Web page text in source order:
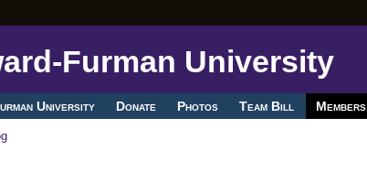
University Donate Photos Team Bill Members